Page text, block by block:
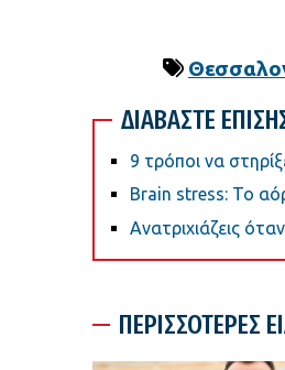
ΔΙΑΒΑΣΤΕ
9 τρόποι να
Brain stress: Το
Ανατριχιάζεις
ΠΕΡΙΣΣΟΤΕΡΕΣ